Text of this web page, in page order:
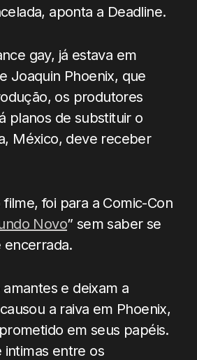
aponta a Deadline.
gay, já estava em
Joaquin Phoenix, que
os produtores
planos de substituir o
México, deve receber
foi para a Comic-Con
Novo” sem saber se
encerrada.
e deixam a
a raiva em Phoenix,
em seus papéis.
entre os